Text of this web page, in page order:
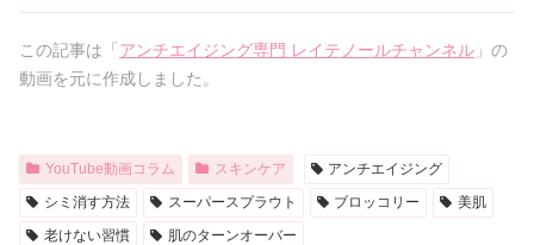
この記事は「 アンチエイジング専門 レイテノールチャンネル 」の
動画を元に作成しました。
YouTube動画コラム スキンケア
アンチエイジング
シミ消す方法
スーパースプラウト ブロッコリー
美肌
老けない習慣
肌のターンオーバー